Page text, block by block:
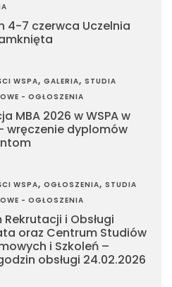
4-7 czerwca Uczelnia
WSPA, GALERIA, STUDIA
- OGŁOSZENIA
MBA 2026 w WSPA w
wręczenie dyplomów
WSPA, OGŁOSZENIA, STUDIA
- OGŁOSZENIA
i Obsługi
oraz Centrum Studiów
i Szkoleń –
obsługi 24.02.2026